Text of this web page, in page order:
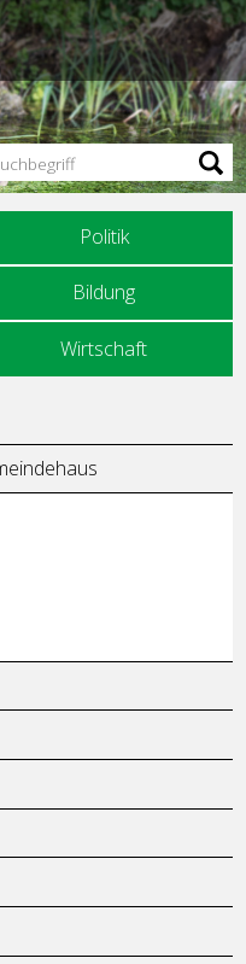
Politik
Bildung
Wirtschaft